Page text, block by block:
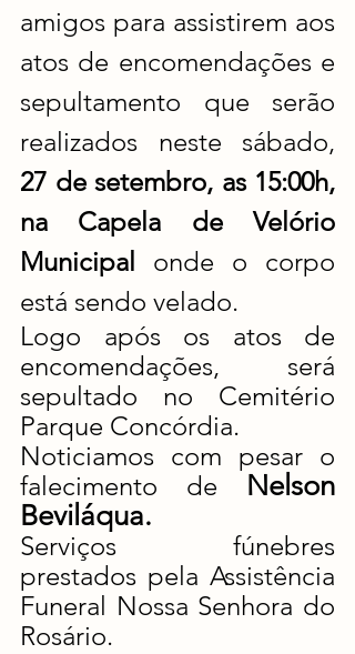
amigos para assistirem aos
atos de encomendações e
sepultamento que serão
realizados neste sábado,
27 de setembro, as 15:00h,
na Capela de Velório
Municipal onde o corpo
está sendo velado.
Logo após os atos de
encomendações, será
sepultado no Cemitério
Parque Concórdia.
Noticiamos com pesar o
falecimento de Nelson
Beviláqua.
Serviços fúnebres
prestados pela Assistência
Funeral Nossa Senhora do
Rosário.